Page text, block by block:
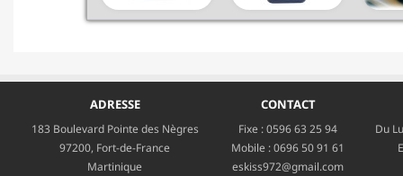
ADRESSE
183 Boulevard Pointe des Nègres
97200, Fort-de-France
Martinique
CONTACT
Fixe :0596 63 25 94
Mobile :0696 50 91 61
eskiss972@gmail.com
Du